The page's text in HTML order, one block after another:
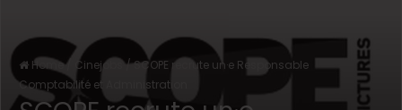
Home/ Cinejobs/SCOPE recrute un·e Responsable
Comptabilité et Administration